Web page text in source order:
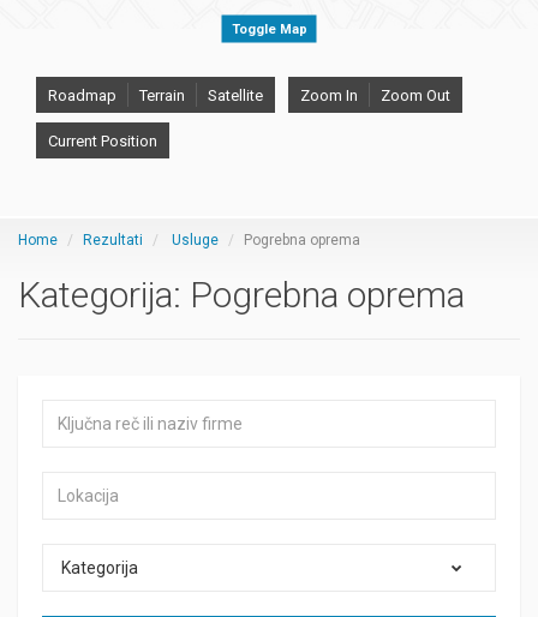
Toggle Map
Roadmap Terrain Satellite Zoom In Zoom Out
Current Position
Home Rezultati Usluge Pogrebna oprema
Kategorija: Pogrebna oprema
Kategorija